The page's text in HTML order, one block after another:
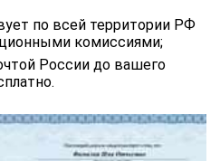
по всей территории РФ
комиссиями;
России до вашего